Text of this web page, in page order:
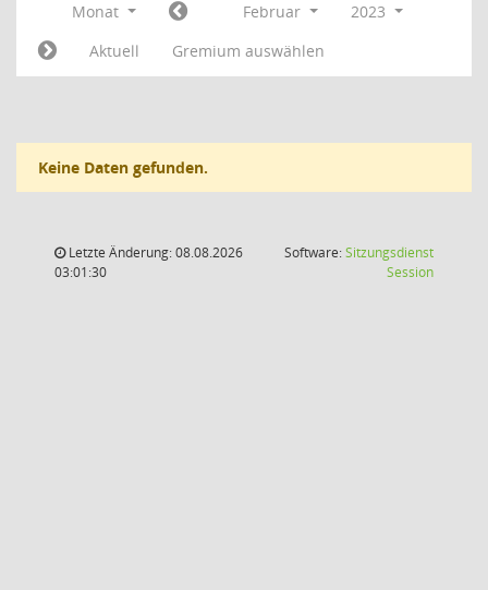
Monat Februar
2023
Aktuell
Gremium auswählen
Keine Daten gefunden.
Letzte Änderung: 08.08.2026
03:01:30
Software:Sitzungsdienst
Session(Wird in